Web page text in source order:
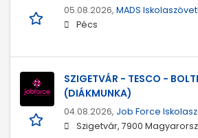
05.08.2026, MADS
Pécs
SZIGETVÁR - TESCO -
(DIÁKMUNKA)
04.08.2026, Job Force
Szigetvár, 7900